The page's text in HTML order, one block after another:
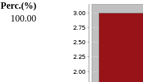
Perc.(%)
100.00